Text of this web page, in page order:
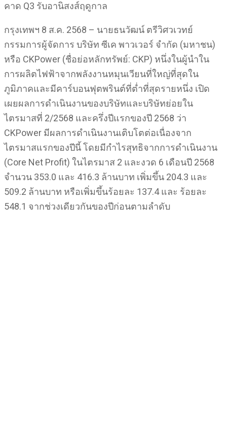
คาด Q3 รับอานิสงส์ฤดูกาล
กรุงเทพฯ 8 ส.ค. 2568 – นายธนวัฒน์ ตรีวิศวเวทย์
กรรมการผู้จัดการ บริษัท ซีเค พาวเวอร์ จำกัด (มหาชน)
หรือ CKPower (ชื่อย่อหลักทรัพย์: CKP) หนึ่งในผู้นำใน
การผลิตไฟฟ้าจากพลังงานหมุนเวียนที่ใหญ่ที่สุดใน
ภูมิภาคและมีคาร์บอนฟุตพรินต์ที่ต่ำที่สุดรายหนึ่ง เปิด
เผยผลการดำเนินงานของบริษัทและบริษัทย่อยใน
ไตรมาสที่ 2/2568 และครึ่งปีแรกของปี 2568 ว่า
CKPower มีผลการดำเนินงานเติบโตต่อเนื่องจาก
ไตรมาสแรกของปีนี้ โดยมีกำไรสุทธิจากการดำเนินงาน
(Core Net Profit) ในไตรมาส 2 และงวด 6 เดือนปี 2568
จำนวน 353.0 และ 416.3 ล้านบาท เพิ่มขึ้น 204.3 และ
509.2 ล้านบาท หรือเพิ่มขึ้นร้อยละ 137.4 และ ร้อยละ
548.1 จากช่วงเดียวกันของปีก่อนตามลำดับ